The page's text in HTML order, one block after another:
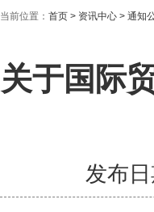
当前位置： 首页 > 资讯中心 > 通知
关于国际
发布